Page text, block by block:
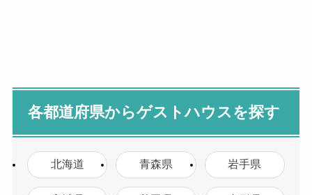
各都道府県からゲストハウスを探す
北海道 青森県 岩手県